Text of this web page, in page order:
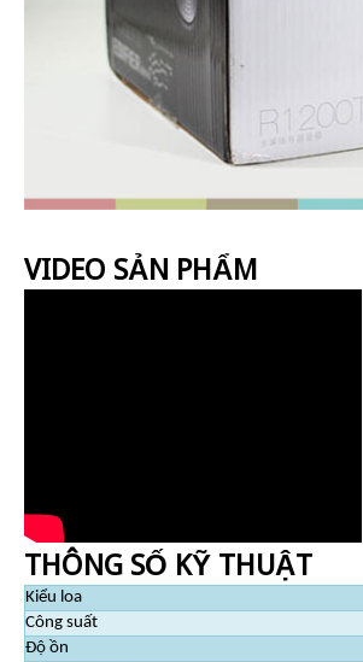
VIDEO SẢN PHẨM
THÔNG SỐ KỸ THUẬT
Kiểu loa
Công suất
Độ ồn